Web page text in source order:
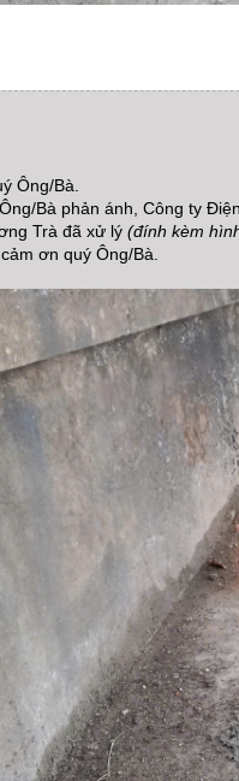
Ông/Bà.
Bà phản ánh, Công ty
Trà đã xử lý (đính kèm
ơn quý Ông/Bà.